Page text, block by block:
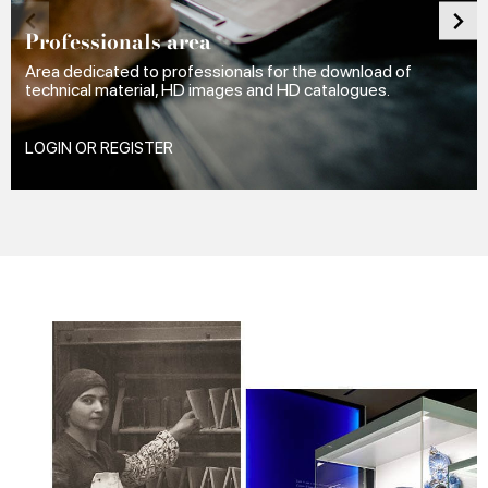
Professionals area
Area dedicated to professionals for the download of
technical material, HD images and HD catalogues.
LOGIN OR REGISTER